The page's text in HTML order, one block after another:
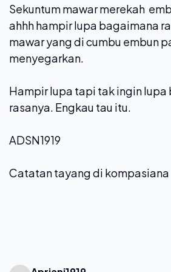
Sekuntum mawar merekah
ahhh hampir lupa bagaimana
mawar yang di cumbu embun
menyegarkan.
Hampir lupa tapi tak ingin lupa
rasanya. Engkau tau itu.
ADSN1919
Catatan tayang di kompasiana